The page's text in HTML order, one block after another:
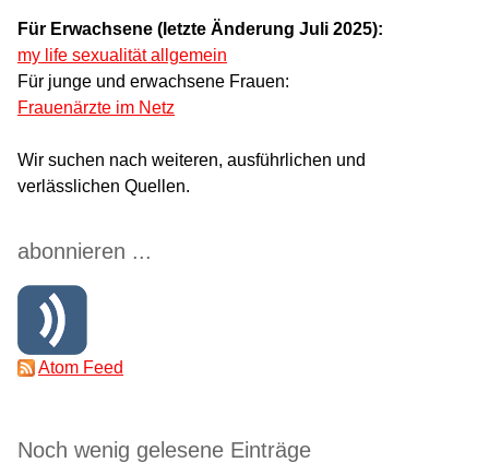
Für Erwachsene (letzte Änderung Juli 2025):
my life sexualität allgemein
Für junge und erwachsene Frauen:
Frauenärzte im Netz
Wir suchen nach weiteren, ausführlichen und
verlässlichen Quellen.
abonnieren ...
Atom Feed
Noch wenig gelesene Einträge